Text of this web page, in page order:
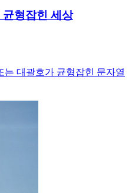
형잡힌 세상
는 대괄호가 균형잡힌 문자열